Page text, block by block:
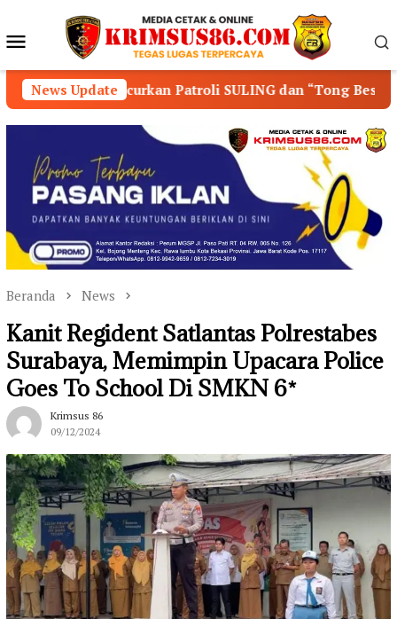
konten Menu
Mobile
News Update
Patroli SULING dan “Tong Besi” Sinergi
Beranda News
Kanit Regident Satlantas Polrestabes
Surabaya, Memimpin Upacara Police
Goes To School Di SMKN 6*
Krimsus 86
09/12/2024